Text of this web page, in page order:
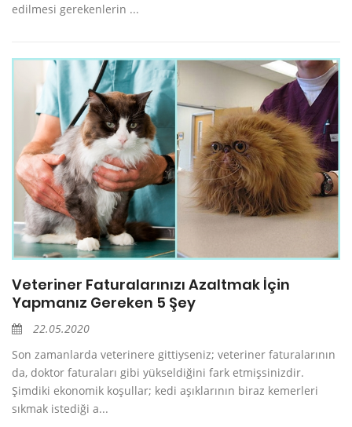
edilmesi gerekenlerin ...
Veteriner Faturalarınızı Azaltmak İçin
Yapmanız Gereken 5 Şey
22.05.2020
Son zamanlarda veterinere gittiyseniz; veteriner faturalarının
da, doktor faturaları gibi yükseldiğini fark etmişsinizdir.
Şimdiki ekonomik koşullar; kedi aşıklarının biraz kemerleri
sıkmak istediği a...